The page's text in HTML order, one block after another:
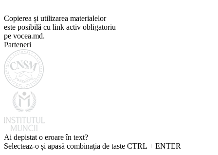
Copierea și utilizarea materialelor
este posibilă cu link activ obligatoriu
pe vocea.md.
Parteneri
Ai depistat o eroare în text?
Selecteaz-o și apasă combinația de taste CTRL + ENTER